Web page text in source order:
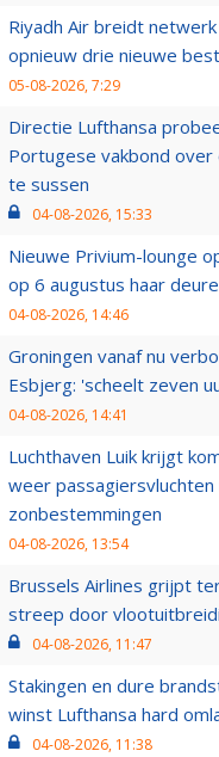
Riyadh Air breidt
opnieuw drie nieuwe
05-08-2026, 7:29
Directie Lufthansa
Portugese vakbond over
te sussen
04-08-2026, 15:33
Nieuwe Privium-lounge
op 6 augustus haar
04-08-2026, 14:46
Groningen vanaf nu
Esbjerg: 'scheelt zeven
04-08-2026, 14:41
Luchthaven Luik krijgt
weer passagiersvluchten
zonbestemmingen
04-08-2026, 13:54
Brussels Airlines grijpt
streep door
04-08-2026, 11:47
Stakingen en dure
winst Lufthansa hard
04-08-2026, 11:38